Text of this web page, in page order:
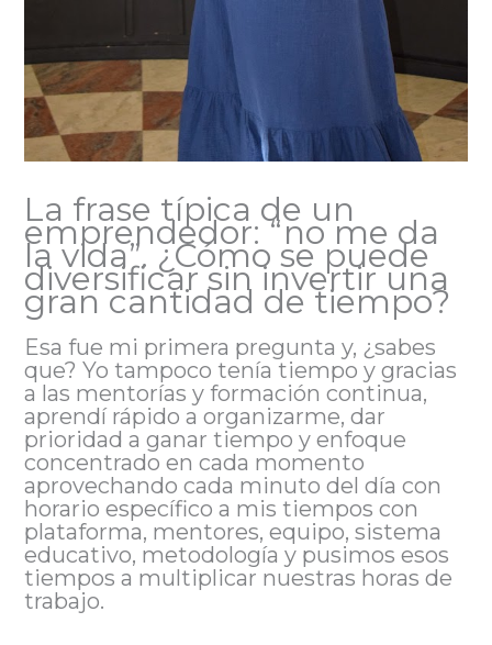
La frase típica de un
emprendedor: “no me da
la vida”. ¿Cómo se puede
diversificar sin invertir una
gran cantidad de tiempo?
Esa fue mi primera pregunta y, ¿sabes
que? Yo tampoco tenía tiempo y gracias
a las mentorías y formación continua,
aprendí rápido a organizarme, dar
prioridad a ganar tiempo y enfoque
concentrado en cada momento
aprovechando cada minuto del día con
horario específico a mis tiempos con
plataforma, mentores, equipo, sistema
educativo, metodología y pusimos esos
tiempos a multiplicar nuestras horas de
trabajo.